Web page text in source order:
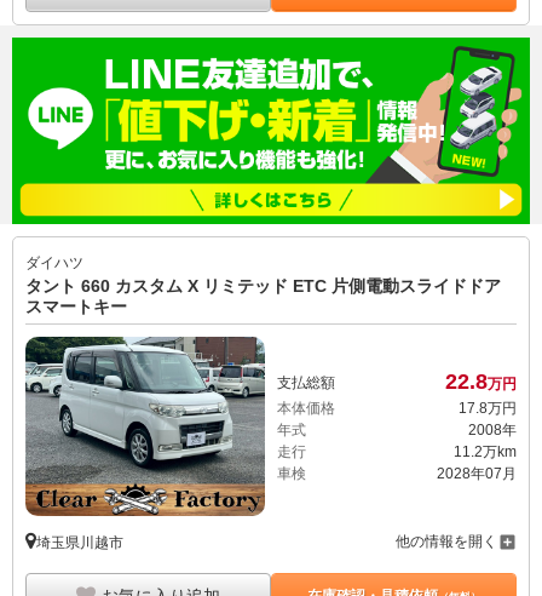
ダイハツ
タント 660 カスタム X リミテッド ETC 片側電動スライドドア
スマートキー
支払総額 22.8万円
本体価格
17. 8万円
年式
2008年
走行
11.2万km
車検
2028年07月
埼玉県川越市 他の情報を開く